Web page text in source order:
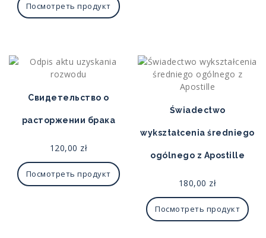
Посмотреть продукт
Свидетельство о
расторжении брака
120,00 zł
Посмотреть продукт
Świadectwo
wykształcenia średniego
ogólnego z Apostille
180,00 zł
Посмотреть продукт